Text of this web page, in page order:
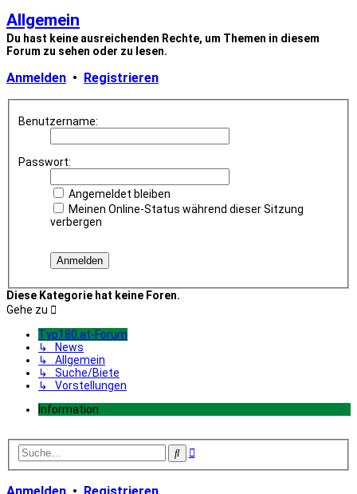
Allgemein
Du hast keine ausreichenden Rechte, um Themen in diesem
Forum zu sehen oder zu lesen.
Anmelden • Registrieren
Benutzername:
Passwort:
Angemeldet bleiben
Meinen Online-Status während dieser Sitzung
verbergen
Diese Kategorie hat keine Foren.
Gehe zu
Typ180.at-Forum
↳ News
↳ Allgemein
↳ Suche/Biete
↳ Vorstellungen
Information
SucheErweiterte